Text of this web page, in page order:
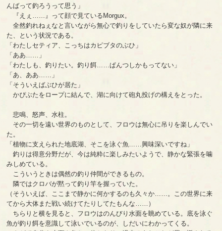
んばって釣ろうって思う」
『えぇ……』って顔で見ているMorgux。
全然釣れねぇなと言いながら無心で釣りをしていたら変な奴が隣に来
た、という状況である。
「わたしセティア、こっちはカピブタのぶひ」
「ああ……」
「わたしも、釣りたい。釣り餌……ぱんつしかもってない」
「あ、ああ……」
「そういえばぶひが居た」
かぴぶたをロープに結んで、湖に向けて砲丸投げの構えをとった。
悲鳴、怒声、水柱。
その一切を遠い世界のものとして、フロウは無心に吊りを楽しんでい
た。
「植物に支えられた地底湖、そこを泳ぐ魚……興味深いですね」
釣りは得意分野だが、今は純粋に楽しみたいようで、静かな緊張を噛
みしめている。
こういうときは偶然の釣り仲間ができるもの。
隣ではクロバが黙って釣り竿を握っていた。
（そういえば、ここまで静かに何かするのも久々か……。この世界に来
てから大体また戦い続けてたりしてたもんな……）
ちらりと横を見ると、フロウはのんびり水面を眺めている。底を泳ぐ
魚が釣り餌を意識して泳いでいるのが、しだいにわかってくる。